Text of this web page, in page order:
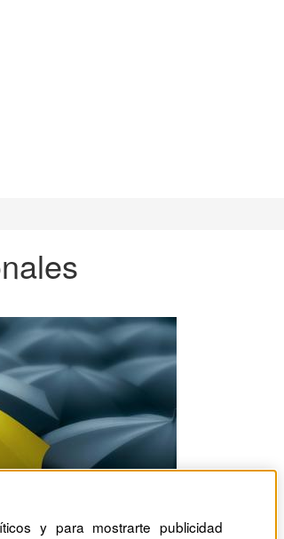
y para mostrarte publicidad